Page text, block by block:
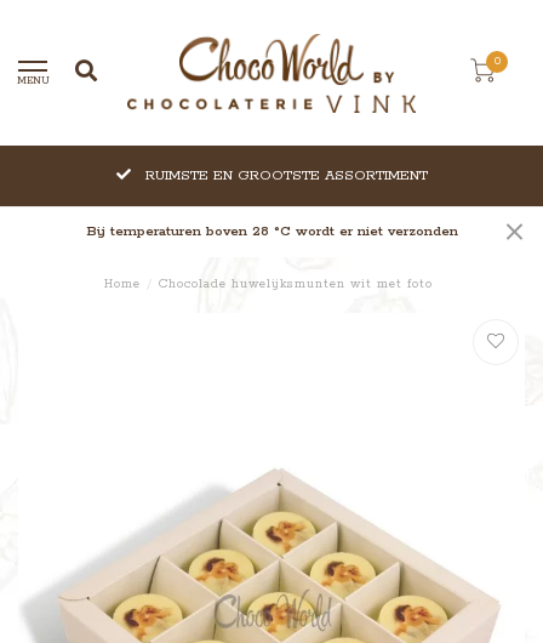
MENU
0
RUIMSTE EN GROOTSTE ASSORTIMENT
Bij temperaturen boven 28 °C wordt er niet verzonden
Home / Chocolade huwelijksmunten wit met foto